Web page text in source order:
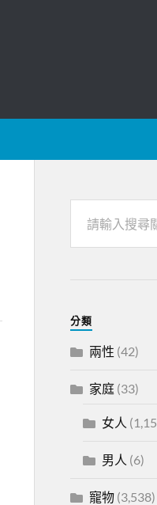
分類
兩性 (42)
家庭(33)
女人
男人 (6)
寵物(3,538)